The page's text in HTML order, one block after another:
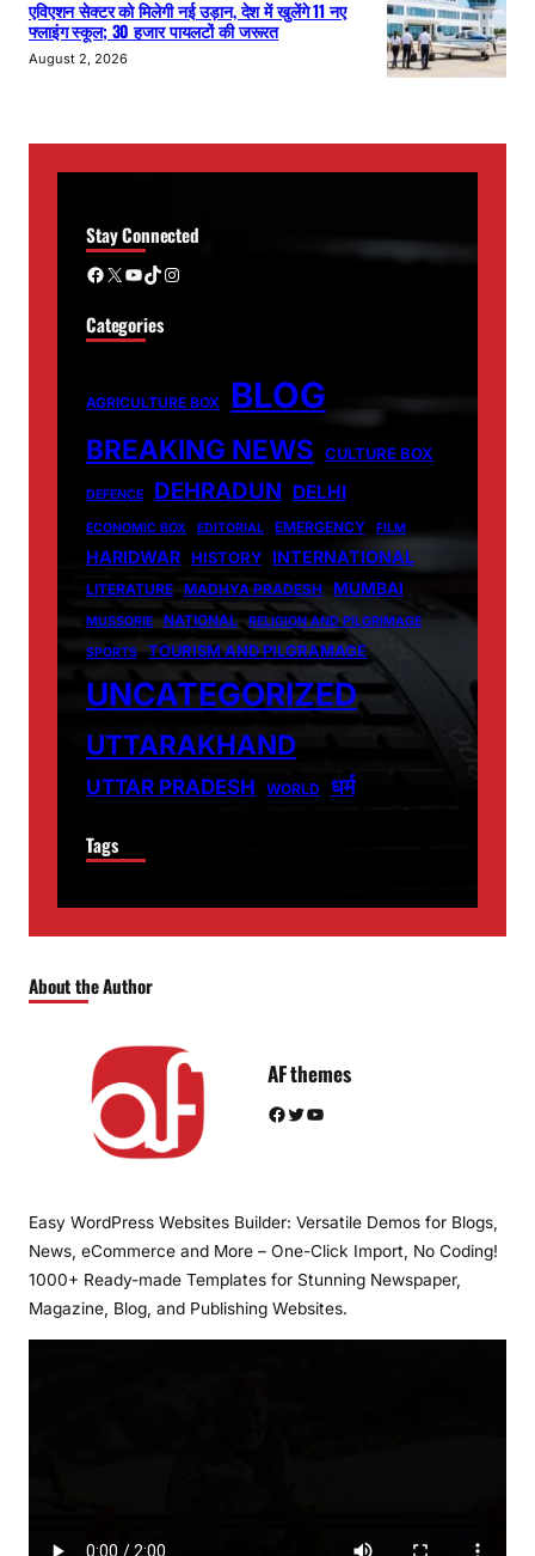
एविएशन सेक्टर को मिलेगी नई उड़ान, देश में खुलेंगे 11 नए
फ्लाइंग स्कूल; 30 हजार पायलटों की जरूरत
August 2, 2026
Stay Connected
Facebook X YouTube TikTok Instagram
Categories
AGRICULTURE BOX BLOG
BREAKING NEWS CULTURE BOX
DEFENCE DEHRADUN DELHI
ECONOMIC BOX EDITORIAL EMERGENCY FILM
HARIDWAR HISTORY INTERNATIONAL
LITERATURE MADHYA PRADESH MUMBAI
MUSSORIE NATIONAL
RELIGION AND PILGRIMAGE
SPORTS
TOURISM AND PILGRAMAGE
UNCATEGORIZED
UTTARAKHAND
UTTAR PRADESH WORLD धर्म
Tags
About the Author
AF themes
Facebook Twitter YouTube
Easy WordPress Websites Builder: Versatile Demos for Blogs,
News, eCommerce and More – One-Click Import, No Coding!
1000+ Ready-made Templates for Stunning Newspaper,
Magazine, Blog, and Publishing Websites.